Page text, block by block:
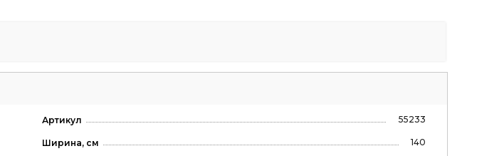
Артикул 55233
Ширина, см 140